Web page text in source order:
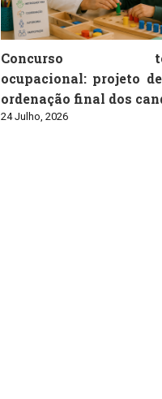
Concurso
ocupacional: projeto
ordenação final dos
24 Julho, 2026